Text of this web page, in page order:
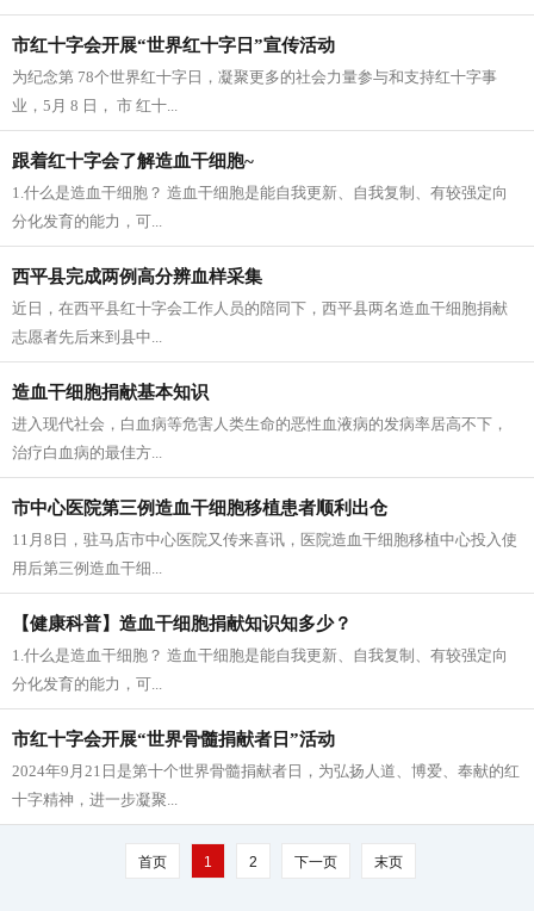
市红十字会开展“世界红十字日”宣传活动
为纪念第 78个世界红十字日，凝聚更多的社会力量参与和支持红十字事
业，5月 8 日， 市 红十...
跟着红十字会了解造血干细胞~
1.什么是造血干细胞？ 造血干细胞是能自我更新、自我复制、有较强定向
分化发育的能力，可...
西平县完成两例高分辨血样采集
近日，在西平县红十字会工作人员的陪同下，西平县两名造血干细胞捐献
志愿者先后来到县中...
造血干细胞捐献基本知识
进入现代社会，白血病等危害人类生命的恶性血液病的发病率居高不下，
治疗白血病的最佳方...
市中心医院第三例造血干细胞移植患者顺利出仓
11月8日，驻马店市中心医院又传来喜讯，医院造血干细胞移植中心投入使
用后第三例造血干细...
【健康科普】造血干细胞捐献知识知多少？
1.什么是造血干细胞？ 造血干细胞是能自我更新、自我复制、有较强定向
分化发育的能力，可...
市红十字会开展“世界骨髓捐献者日”活动
2024年9月21日是第十个世界骨髓捐献者日，为弘扬人道、博爱、奉献的红
十字精神，进一步凝聚...
首页 1 2 下一页 末页